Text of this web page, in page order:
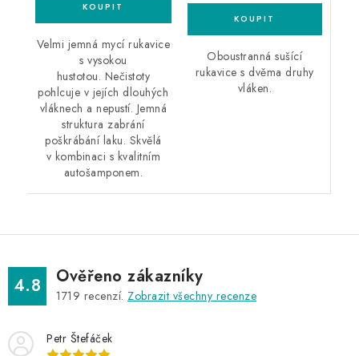
Velmi jemná mycí rukavice
s vysokou
hustotou. Nečistoty
pohlcuje v jejích dlouhých
vláknech a nepustí. Jemná
struktura zabrání
poškrábání laku. Skvělá
v kombinaci s kvalitním
autošamponem.
Oboustranná sušící
rukavice s dvěma druhy
vláken.
4.8 Ověřeno zákazníky
1719 recenzí. Zobrazit všechny recenze
Petr Štefáček